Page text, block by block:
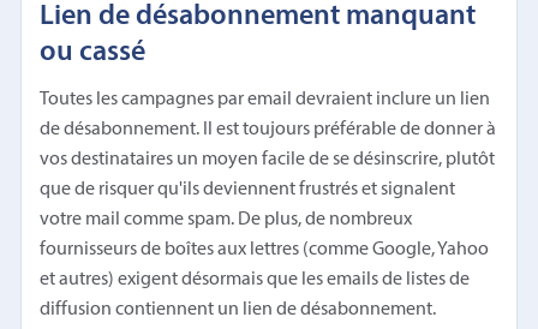
Lien de désabonnement manquant
ou cassé
Toutes les campagnes par email devraient inclure un lien
de désabonnement. Il est toujours préférable de donner à
vos destinataires un moyen facile de se désinscrire, plutôt
que de risquer qu'ils deviennent frustrés et signalent
votre mail comme spam. De plus, de nombreux
fournisseurs de boîtes aux lettres (comme Google, Yahoo
et autres) exigent désormais que les emails de listes de
diffusion contiennent un lien de désabonnement.